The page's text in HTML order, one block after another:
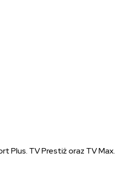
Plus. TV Prestiż oraz TV Max.